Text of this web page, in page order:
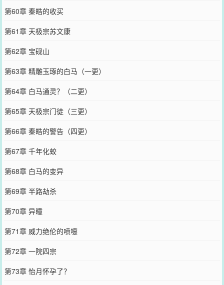
第60章 秦皓的收买
第61章 天极宗苏文康
第62章 宝砚山
第63章 精雕玉琢的白马（一更）
第64章 白马通灵？（二更）
第65章 天极宗门徒（三更）
第66章 秦皓的警告（四更）
第67章 千年化蛟
第68章 白马的变异
第69章 半路劫杀
第70章 异瞳
第71章 威力绝伦的喷嚏
第72章 一院四宗
第73章 怡月怀孕了？